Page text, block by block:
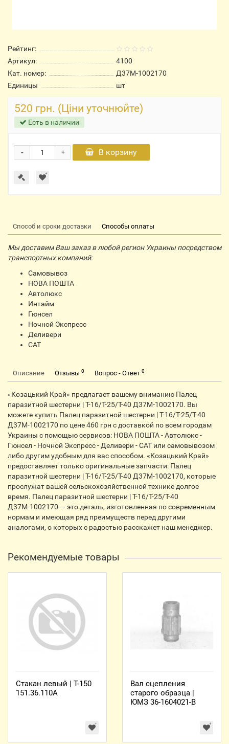
Рейтинг:
Артикул:
4100
Кат. номер:
Д37М-1002170
Единицы
шт
520 грн. (Ціни уточнюйте)
Есть в наличии
+
- В корзину
Способ и сроки доставки Способы оплаты
Мы доставим Ваш заказ в любой регион Украины посредством
транспортных компаний:
Самовывоз
НОВА ПОШТА
Автолюкс
Интайм
Гюнсел
Ночной Экспресс
Деливери
CАТ
Описание Отзывы 0 Вопрос - Ответ 0
«Козацький Край» предлагает вашему вниманию Палец
паразитной шестерни | Т-16/Т-25/Т-40 Д37М-1002170. Вы
можете купить Палец паразитной шестерни | Т-16/Т-25/Т-40
Д37М-1002170 по цене 460 грн с доставкой по всем городам
Украины с помощью сервисов: НОВА ПОШТА - Автолюкс -
Гюнсел - Ночной Экспресс - Деливери - САТ или самовывозом
либо другим удобным для вас способом. «Козацький Край»
предоставляет только оригинальные запчасти: Палец
паразитной шестерни | Т-16/Т-25/Т-40 Д37М-1002170, которые
прослужат вашей сельскохозяйственной технике долгое
время. Палец паразитной шестерни | Т-16/Т-25/Т-40
Д37М-1002170 — это деталь, изготовленная по современным
нормам и имеющая ряд преимуществ перед другими
аналогами, о которых с радостью расскажет наш менеджер.
Рекомендуемые товары
Стакан левый | Т-150
151.36.110А
Вал сцепления
старого образца |
ЮМЗ 36-1604021-В